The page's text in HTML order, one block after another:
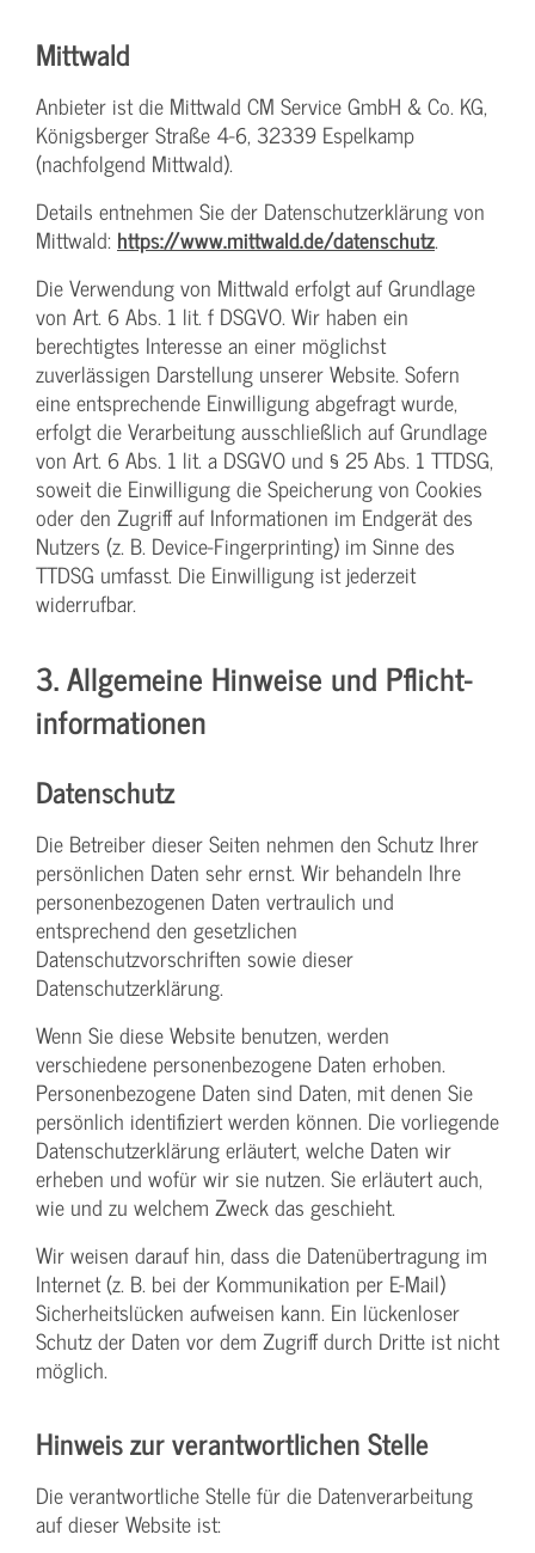
Mittwald
Anbieter ist die Mittwald CM Service GmbH & Co. KG,
Königsberger Straße 4-6, 32339 Espelkamp
(nachfolgend Mittwald).
Details entnehmen Sie der Datenschutzerklärung von
Mittwald: https://www.mittwald.de/datenschutz.
Die Verwendung von Mittwald erfolgt auf Grundlage
von Art. 6 Abs. 1 lit. f DSGVO. Wir haben ein
berechtigtes Interesse an einer möglichst
zuverlässigen Darstellung unserer Website. Sofern
eine entsprechende Einwilligung abgefragt wurde,
erfolgt die Verarbeitung ausschließlich auf Grundlage
von Art. 6 Abs. 1 lit. a DSGVO und § 25 Abs. 1 TTDSG,
soweit die Einwilligung die Speicherung von Cookies
oder den Zugriff auf Informationen im Endgerät des
Nutzers (z. B. Device-Fingerprinting) im Sinne des
TTDSG umfasst. Die Einwilligung ist jederzeit
widerrufbar.
3. Allgemeine Hinweise und Pflicht­
informationen
Datenschutz
Die Betreiber dieser Seiten nehmen den Schutz Ihrer
persönlichen Daten sehr ernst. Wir behandeln Ihre
personenbezogenen Daten vertraulich und
entsprechend den gesetzlichen
Datenschutzvorschriften sowie dieser
Datenschutzerklärung.
Wenn Sie diese Website benutzen, werden
verschiedene personenbezogene Daten erhoben.
Personenbezogene Daten sind Daten, mit denen Sie
persönlich identifiziert werden können. Die vorliegende
Datenschutzerklärung erläutert, welche Daten wir
erheben und wofür wir sie nutzen. Sie erläutert auch,
wie und zu welchem Zweck das geschieht.
Wir weisen darauf hin, dass die Datenübertragung im
Internet (z. B. bei der Kommunikation per E-Mail)
Sicherheitslücken aufweisen kann. Ein lückenloser
Schutz der Daten vor dem Zugriff durch Dritte ist nicht
möglich.
Hinweis zur verantwortlichen Stelle
Die verantwortliche Stelle für die Datenverarbeitung
auf dieser Website ist: